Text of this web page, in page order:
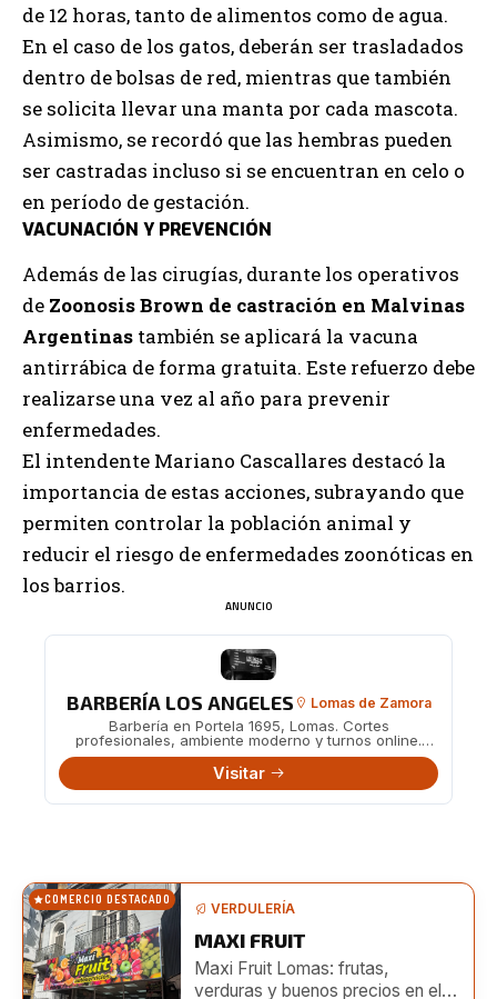
de 12 horas, tanto de alimentos como de agua.
En el caso de los gatos, deberán ser trasladados
dentro de bolsas de red, mientras que también
se solicita llevar una manta por cada mascota.
Asimismo, se recordó que las hembras pueden
ser castradas incluso si se encuentran en celo o
en período de gestación.
VACUNACIÓN Y PREVENCIÓN
Además de las cirugías, durante los operativos
de Zoonosis Brown de castración en Malvinas
Argentinas también se aplicará la vacuna
antirrábica de forma gratuita. Este refuerzo debe
realizarse una vez al año para prevenir
enfermedades.
El intendente Mariano Cascallares destacó la
importancia de estas acciones, subrayando que
permiten controlar la población animal y
reducir el riesgo de enfermedades zoonóticas en
los barrios.
ANUNCIO
BARBERÍA LOS ANGELES Lomas de Zamora
Barbería en Portela 1695, Lomas. Cortes
profesionales, ambiente moderno y turnos online.
También en Boedo 482.
Visitar
COMERCIO DESTACADO
VERDULERÍA
MAXI FRUIT
Maxi Fruit Lomas: frutas,
verduras y buenos precios en el